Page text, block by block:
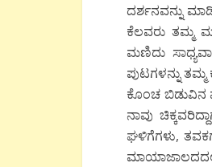
ದರ್ಶನವನ್ನು
ಕೆಲವರು ತಮ್ಮ
ಮಣಿದು
ಪುಟಗಳನ್ನು
ಕೊಂಚ ಬಿಡುವಿನ
ನಾವು
ಘಳಿಗೆಗಳು,